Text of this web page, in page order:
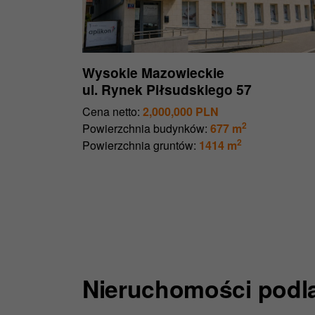
Wysokie Mazowieckie
ul. Rynek Piłsudskiego 57
Cena netto: 2,000,000 PLN
Powierzchnia budynków: 677 m2
Powierzchnia gruntów: 1414 m2
Nieruchomości